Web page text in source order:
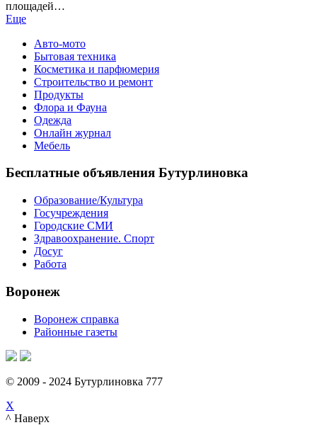
площадей…
Еще
Авто-мото
Бытовая техника
Косметика и парфюмерия
Строительство и ремонт
Продукты
Флора и Фауна
Одежда
Онлайн журнал
Мебель
Бесплатные объявления Бутурлиновка
Образование/Культура
Госучреждения
Городские СМИ
Здравоохранение. Спорт
Досуг
Работа
Воронеж
Воронеж справка
Районные газеты
© 2009 - 2024 Бутурлиновка 777
X
^ Наверх